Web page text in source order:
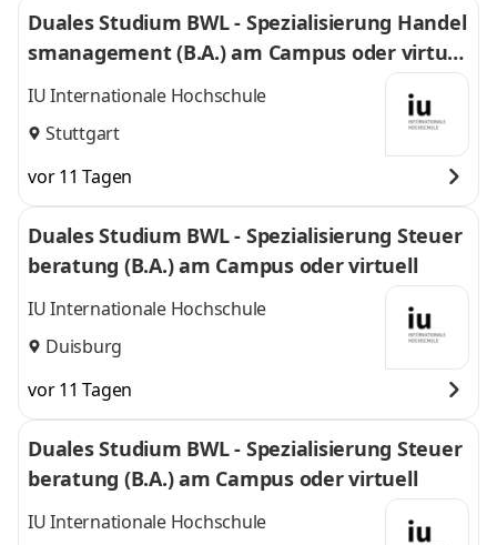
Duales Studium BWL - Spezialisierung Handel
smanagement (B.A.) am Campus oder virtuel
l
IU Internationale Hochschule
Stuttgart
vor 11 Tagen
Duales Studium BWL - Spezialisierung Steuer
beratung (B.A.) am Campus oder virtuell
IU Internationale Hochschule
Duisburg
vor 11 Tagen
Duales Studium BWL - Spezialisierung Steuer
beratung (B.A.) am Campus oder virtuell
IU Internationale Hochschule